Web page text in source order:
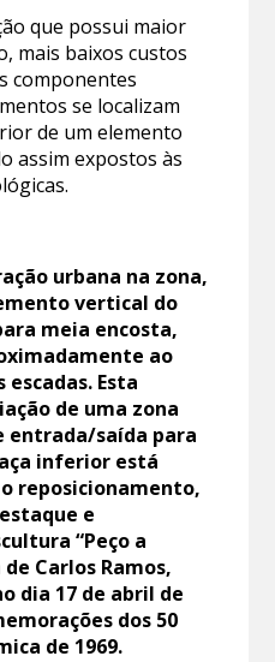
que possui maior
mais baixos custos
componentes
se localizam
de um elemento
assim expostos às
urbana na zona,
vertical do
meia encosta,
ao
Esta
de uma zona
entrada/saída para
inferior está
reposicionamento,
e
“Peço a
Carlos Ramos,
dia 17 de abril de
dos 50
de 1969.